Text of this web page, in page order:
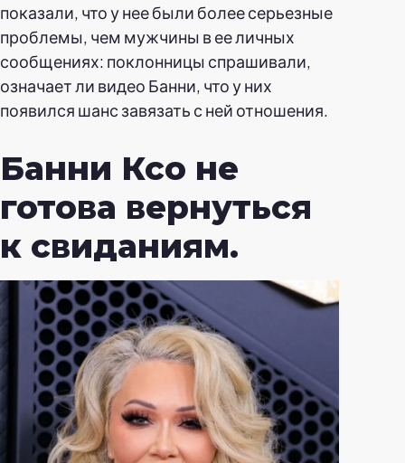
показали, что у нее были более серьезные
проблемы, чем мужчины в ее личных
сообщениях: поклонницы спрашивали,
означает ли видео Банни, что у них
появился шанс завязать с ней отношения.
Банни Ксо не
готова вернуться
к свиданиям.